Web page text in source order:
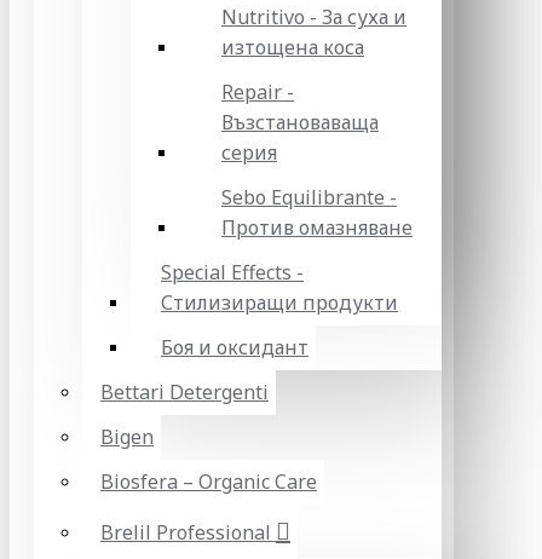
Nutritivo - За суха и
изтощена коса
Repair -
Възстановаваща
серия
Sebo Equilibrante -
Против омазняване
Special Effects -
Стилизиращи продукти
Боя и оксидант
Bettari Detergenti
Bigen
Biosfera – Organic Care
Brelil Professional